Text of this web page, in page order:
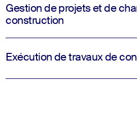
Gestion de projets et de
construction
Exécution de travaux de